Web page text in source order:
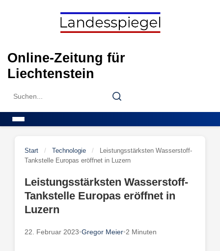
Online-Zeitung für
Liechtenstein
Search
Search
Start / Technologie /
Leistungsstärksten Wasserstoff-
Tankstelle Europas eröffnet in Luzern
Leistungsstärksten Wasserstoff-
Tankstelle Europas eröffnet in
Luzern
22. Februar 2023•Gregor Meier•2 Minuten